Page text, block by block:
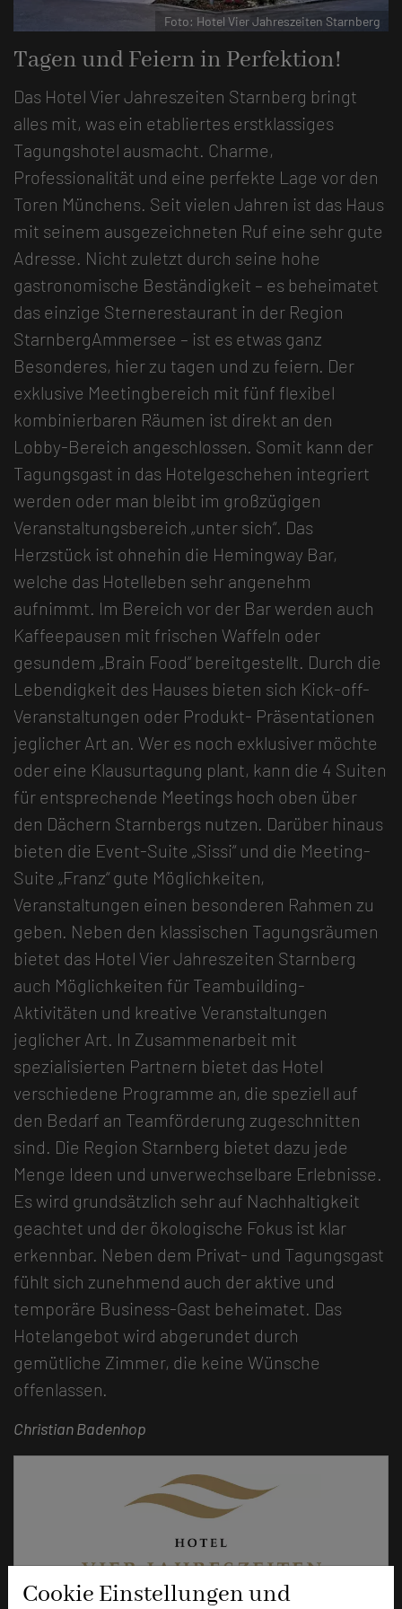
Cookie Einstellungen und
Foto: Hotel Vier Jahreszeiten Starnberg
Tagen und Feiern in Perfektion!
Das Hotel Vier Jahreszeiten Starnberg bringt
alles mit, was ein etabliertes erstklassiges
Tagungshotel ausmacht. Charme,
Professionalität und eine perfekte Lage vor den
Toren Münchens. Seit vielen Jahren ist das Haus
mit seinem ausgezeichneten Ruf eine sehr gute
Adresse. Nicht zuletzt durch seine hohe
gastronomische Beständigkeit – es beheimatet
das einzige Sternerestaurant in der Region
StarnbergAmmersee – ist es etwas ganz
Besonderes, hier zu tagen und zu feiern. Der
exklusive Meetingbereich mit fünf flexibel
kombinierbaren Räumen ist direkt an den
Lobby-Bereich angeschlossen. Somit kann der
Tagungsgast in das Hotelgeschehen integriert
werden oder man bleibt im großzügigen
Veranstaltungsbereich „unter sich“. Das
Herzstück ist ohnehin die Hemingway Bar,
welche das Hotelleben sehr angenehm
aufnimmt. Im Bereich vor der Bar werden auch
Kaffeepausen mit frischen Waffeln oder
gesundem „Brain Food“ bereitgestellt. Durch die
Lebendigkeit des Hauses bieten sich Kick-off-
Veranstaltungen oder Produkt- Präsentationen
jeglicher Art an. Wer es noch exklusiver möchte
oder eine Klausurtagung plant, kann die 4 Suiten
für entsprechende Meetings hoch oben über
den Dächern Starnbergs nutzen. Darüber hinaus
bieten die Event-Suite „Sissi“ und die Meeting-
Suite „Franz“ gute Möglichkeiten,
Veranstaltungen einen besonderen Rahmen zu
geben. Neben den klassischen Tagungsräumen
bietet das Hotel Vier Jahreszeiten Starnberg
auch Möglichkeiten für Teambuilding-
Aktivitäten und kreative Veranstaltungen
jeglicher Art. In Zusammenarbeit mit
spezialisierten Partnern bietet das Hotel
verschiedene Programme an, die speziell auf
den Bedarf an Teamförderung zugeschnitten
sind. Die Region Starnberg bietet dazu jede
Menge Ideen und unverwechselbare Erlebnisse.
Es wird grundsätzlich sehr auf Nachhaltigkeit
geachtet und der ökologische Fokus ist klar
erkennbar. Neben dem Privat- und Tagungsgast
fühlt sich zunehmend auch der aktive und
temporäre Business-Gast beheimatet. Das
Hotelangebot wird abgerundet durch
gemütliche Zimmer, die keine Wünsche
offenlassen.
Christian Badenhop